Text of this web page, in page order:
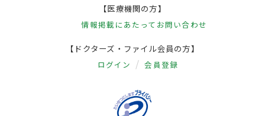
【医療機関の方】
情報掲載にあたって お問い合わせ
【ドクターズ・ファイル会員の方】
ログイン 会員登録